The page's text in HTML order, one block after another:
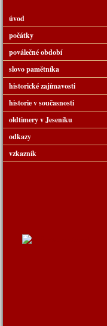
úvod
počátky
poválečné období
slovo pamětníka
historické zajímavosti
historie v současnosti
oldtimery v Jeseníku
odkazy
vzkazník